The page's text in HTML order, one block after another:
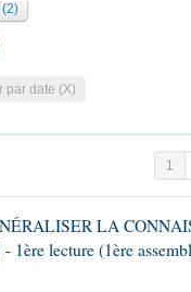
(2)
par date (X)
1
LA
lecture (1ère